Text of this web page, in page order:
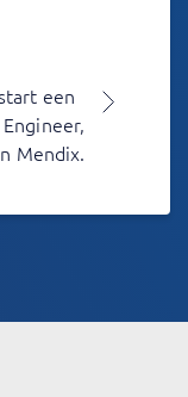
een
Mendix.